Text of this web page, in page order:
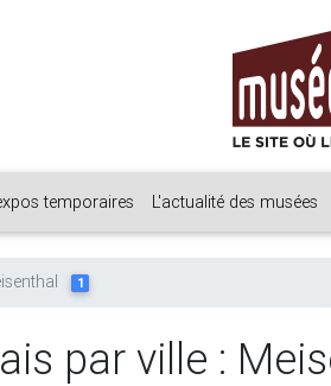
temporaires L'actualité des musées
1
par ville :